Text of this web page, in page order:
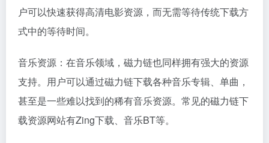
户可以快速获得高清电影资源，而无需等待传统下载方
式中的等待时间。
音乐资源：在音乐领域，磁力链也同样拥有强大的资源
支持。用户可以通过磁力链下载各种音乐专辑、单曲，
甚至是一些难以找到的稀有音乐资源。常见的磁力链下
载资源网站有Zing下载、音乐BT等。